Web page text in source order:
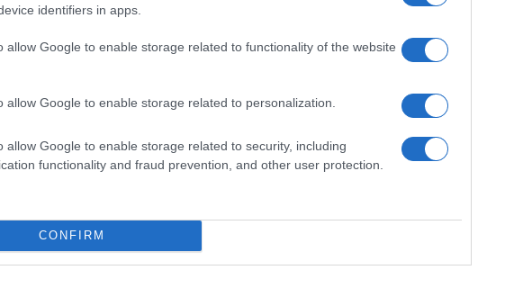
identifiers in apps.
allow Google to enable storage related to functionality of the website
allow Google to enable storage related to personalization.
allow Google to enable storage related to security, including
functionality and fraud prevention, and other user protection.
CONFIRM
confrontano con le pressioni sociali e le
vivono esperienze che mettono in
la lotta per il diritto di scegliere il proprio
sociali? Questo romanzo esplora temi di
felicità, in un contesto spesso opprimente,
che molte donne affrontano.
una metafora di vita
, ci offre uno sguardo profondo sulla
dopo la perdita della nonna, trova